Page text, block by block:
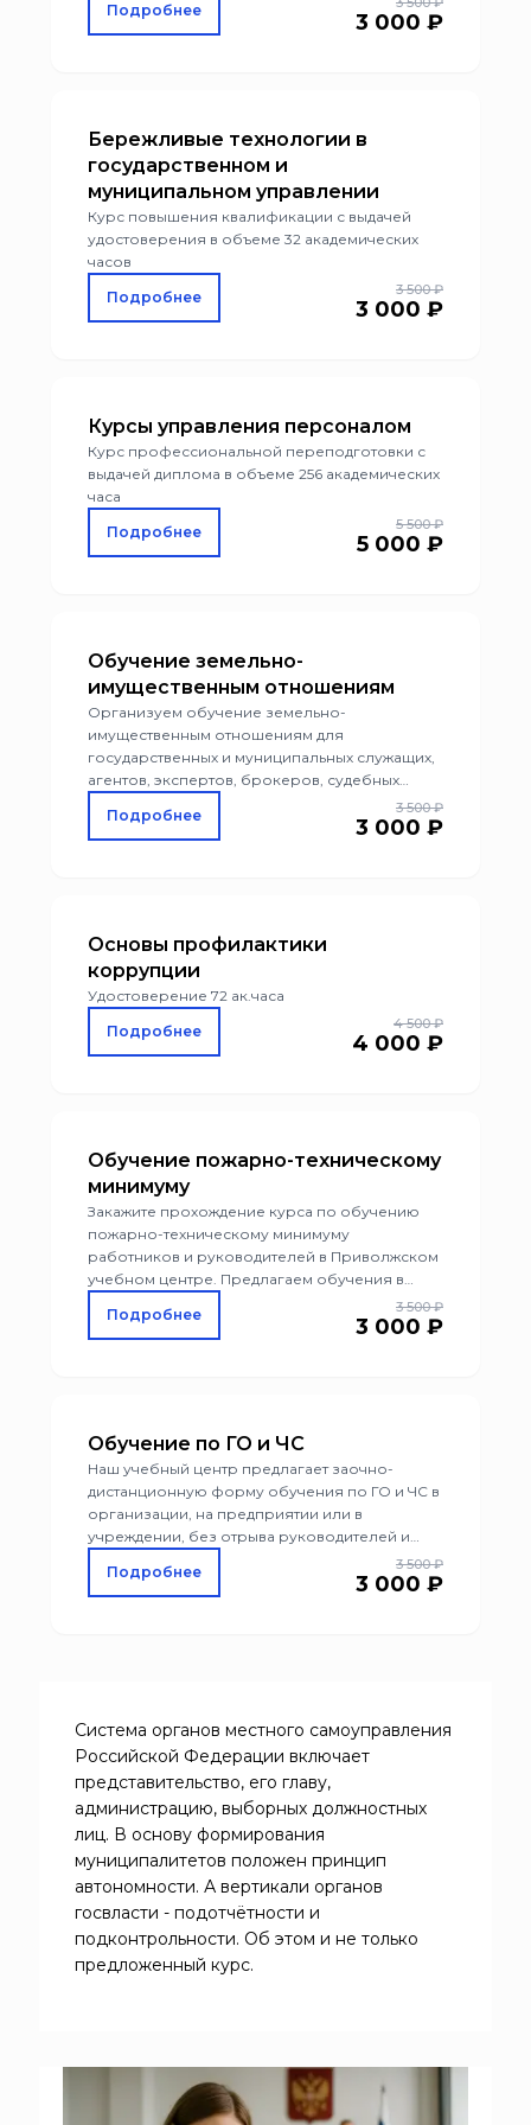
класса опасности. Очно-заочная и
Подробнее 3 000 ₽
Бережливые технологии в
государственном и
муниципальном управлении
Курс повышения квалификации с выдачей
удостоверения в объеме 32 академических
часов
Подробнее
3 500 ₽
3 000 ₽
Курсы управления персоналом
Курс профессиональной переподготовки с
выдачей диплома в объеме 256 академических
часа
Подробнее
5 500 ₽
5 000 ₽
Обучение земельно-
имущественным отношениям
Организуем обучение земельно-
имущественным отношениям для
государственных и муниципальных служащих,
агентов, экспертов, брокеров, судебных
приставов, сотрудников контролирующих
органов, проверяющих декларирование
Подробнее 3 500 ₽
3 000 ₽
Основы профилактики
коррупции
Удостоверение 72 ак.часа
Подробнее
4 500 ₽
4 000 ₽
Обучение пожарно-техническому
минимуму
Закажите прохождение курса по обучению
пожарно-техническому минимуму
работников и руководителей в Приволжском
учебном центре. Предлагаем обучения в
очно-заочном и дистанционном формате,
корпоративные программы для клиентов,
Подробнее 3 500 ₽
3 000 ₽
Обучение по ГО и ЧС
Наш учебный центр предлагает заочно-
дистанционную форму обучения по ГО и ЧС в
организации, на предприятии или в
учреждении, без отрыва руководителей и
специалиста от рабочего процесса. По итогу
выдаётся диплом установленного образца,
Подробнее 3 500 ₽
3 000 ₽
Система органов местного самоуправления
Российской Федерации включает
представительство, его главу,
администрацию, выборных должностных
лиц. В основу формирования
муниципалитетов положен принцип
автономности. А вертикали органов
госвласти - подотчётности и
подконтрольности. Об этом и не только
предложенный курс.